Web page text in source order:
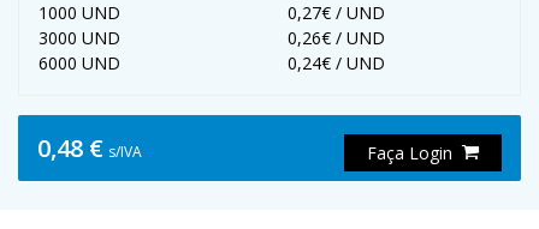
1000 UND
0,27€ / UND
3000 UND
0,26€ / UND
6000 UND
0,24€ / UND
0,48 € s/IVA Faça Login